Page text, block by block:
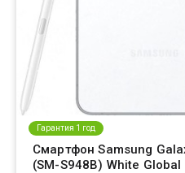
Гарантия 1 год
Смартфон Samsung
(SM-S948B) White Global